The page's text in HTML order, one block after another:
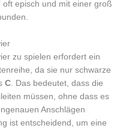
oft episch und mit einer groß
zu spielen erfordert ein
da sie nur schwarze
C . Das bedeutet, dass die
müssen, ohne dass es
Anschlägen
ist entscheidend, um eine